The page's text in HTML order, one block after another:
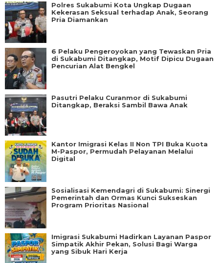
Polres Sukabumi Kota Ungkap Dugaan
Kekerasan Seksual terhadap Anak, Seorang
Pria Diamankan
6 Pelaku Pengeroyokan yang Tewaskan Pria
di Sukabumi Ditangkap, Motif Dipicu Dugaan
Pencurian Alat Bengkel
Pasutri Pelaku Curanmor di Sukabumi
Ditangkap, Beraksi Sambil Bawa Anak
Kantor Imigrasi Kelas II Non TPI Buka Kuota
M-Paspor, Permudah Pelayanan Melalui
Digital
Sosialisasi Kemendagri di Sukabumi: Sinergi
Pemerintah dan Ormas Kunci Sukseskan
Program Prioritas Nasional
Imigrasi Sukabumi Hadirkan Layanan Paspor
Simpatik Akhir Pekan, Solusi Bagi Warga
yang Sibuk Hari Kerja